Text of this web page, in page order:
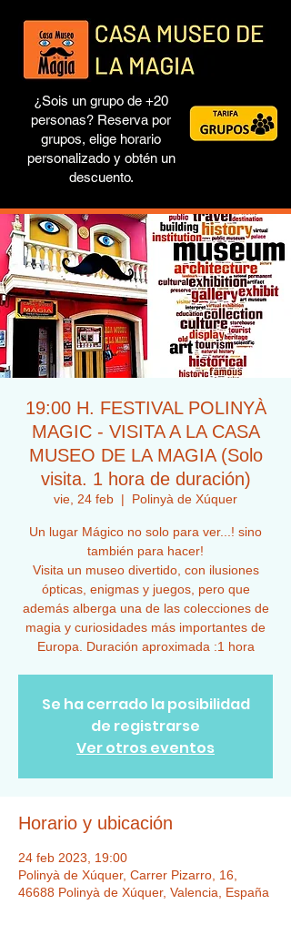
¿Sois un grupo de +20
personas? Reserva por
grupos, elige horario
personalizado y obtén un
descuento.
19:00 H. FESTIVAL POLINYÀ
MAGIC - VISITA A LA CASA
MUSEO DE LA MAGIA (Solo
visita. 1 hora de duración)
vie, 24 feb
  |
Polinyà de Xúquer
Un lugar Mágico no solo para ver...! sino
también para hacer!
Visita un museo divertido, con ilusiones
ópticas, enigmas y juegos, pero que
además alberga una de las colecciones de
magia y curiosidades más importantes de
Europa. Duración aproximada :1 hora
Se ha cerrado la posibilidad
de registrarse
Ver otros eventos
Horario y ubicación
24 feb 2023, 19:00
Polinyà de Xúquer, Carrer Pizarro, 16,
46688 Polinyà de Xúquer, Valencia, España